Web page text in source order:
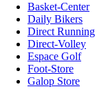
Basket-Center
Daily Bikers
Direct Running
Direct-Volley
Espace Golf
Foot-Store
Galop Store